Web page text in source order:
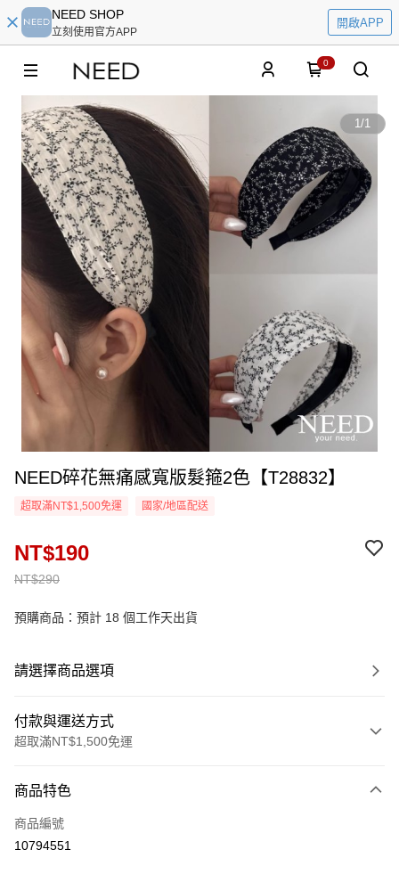
NEED SHOP
立刻使用官方APP
開啟APP
0
1/1
NEED碎花無痛感寬版髮箍2色【T28832】
超取滿NT$1,500免運 國家/地區配送
NT$290
NT$190
預購商品：預計 18 個工作天出貨
請選擇商品選項
付款與運送方式
超取滿NT$1,500免運
信用卡一次付款
超商取貨付款
商品特色
商品編號
10794551